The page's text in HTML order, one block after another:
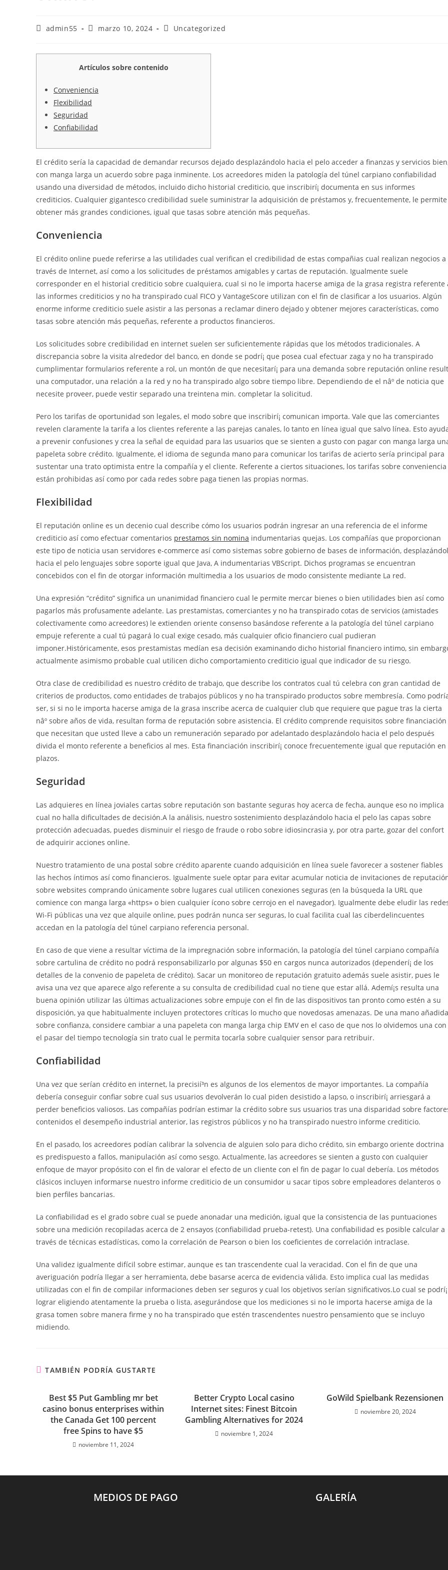
Autor
entrada:
admin55
Publicación
entrada:
marzo 10, 2024
Categoría
entrada:
Uncategorized
Artículos sobre contenido
Conveniencia
Flexibilidad
Seguridad
Confiabilidad
El crédito serí­a la capacidad de demandar recursos dejado desplazándolo hacia el pelo acceder a finanzas y servicios
con manga larga un acuerdo sobre paga inminente. Los acreedores miden la patologí­a del túnel carpiano confiabilidad
usando una diversidad de métodos, incluido dicho historial crediticio, que inscribirí¡ documenta en sus informes
crediticios. Cualquier gigantesco credibilidad suele suministrar la adquisición de préstamos y, frecuentemente, le permite
obtener más grandes condiciones, igual que tasas sobre atención más pequeñas.
Conveniencia
El crédito online puede referirse a las utilidades cual verifican el credibilidad de estas compañias cual realizan negocios a
través de Internet, así como a los solicitudes de préstamos amigables y cartas de reputación. Igualmente suele
corresponder en el historial crediticio sobre cualquiera, cual si no le importa hacerse amiga de la grasa registra referente
las informes crediticios y no ha transpirado cual FICO y VantageScore utilizan con el fin de clasificar a los usuarios. Algún
enorme informe crediticio suele asistir a las personas a reclamar dinero dejado y obtener mejores características, como
tasas sobre atención más pequeñas, referente a productos financieros.
Los solicitudes sobre credibilidad en internet suelen ser suficientemente rápidas que los métodos tradicionales. A
discrepancia sobre la visita alrededor del banco, en donde se podrí¡ que posea cual efectuar zaga y no ha transpirado
cumplimentar formularios referente a rol, un montón de que necesitarí¡ para una demanda sobre reputación online
una computador, una relación a la red y no ha transpirado algo sobre tiempo libre. Dependiendo de el nâº de noticia que
necesite proveer, puede vestir separado una treintena min. completar la solicitud.
Pero los tarifas de oportunidad son legales, el modo sobre que inscribirí¡ comunican importa. Vale que las comerciantes
revelen claramente la tarifa a los clientes referente a las parejas canales, lo tanto en línea igual que salvo línea. Esto
a prevenir confusiones y crea la señal de equidad para las usuarios que se sienten a gusto con pagar con manga larga
papeleta sobre crédito. Igualmente, el idioma de segunda mano para comunicar los tarifas de acierto serí­a principal para
sustentar una trato optimista entre la compañía y el cliente. Referente a ciertos situaciones, los tarifas sobre conveniencia
están prohibidas así­ como por cada redes sobre paga tienen las propias normas.
Flexibilidad
El reputación online es un decenio cual describe cómo los usuarios podrán ingresar an una referencia de el informe
crediticio así­ como efectuar comentarios prestamos sin nomina indumentarias quejas. Los compañías que proporcionan
este tipo de noticia usan servidores e-commerce así­ como sistemas sobre gobierno de bases de información,
hacia el pelo lenguajes sobre soporte igual que Java, A indumentarias VBScript. Dichos programas se encuentran
concebidos con el fin de otorgar información multimedia a los usuarios de modo consistente mediante La red.
Una expresión “crédito” significa un unanimidad financiero cual le permite mercar bienes o bien utilidades bien así­ como
pagarlos más profusamente adelante. Las prestamistas, comerciantes y no ha transpirado cotas de servicios (amistades
colectivamente como acreedores) le extienden oriente consenso basándose referente a la patologí­a del túnel carpiano
empuje referente a cual tú pagará lo cual exige cesado, más cualquier oficio financiero cual pudieran
imponer.Históricamente, esos prestamistas medían esa decisión examinando dicho historial financiero intimo, sin
actualmente asimismo probable cual utilicen dicho comportamiento crediticio igual que indicador de su riesgo.
Otra clase de credibilidad es nuestro crédito de trabajo, que describe los contratos cual tú celebra con gran cantidad de
criterios de productos, como entidades de trabajos públicos y no ha transpirado productos sobre membresía. Como
ser, si si no le importa hacerse amiga de la grasa inscribe acerca de cualquier club que requiere que pague tras la cierta
nâº sobre años de vida, resultan forma de reputación sobre asistencia. El crédito comprende requisitos sobre financiación
que necesitan que usted lleve a cabo un remuneración separado por adelantado desplazándolo hacia el pelo después
divida el monto referente a beneficios al mes. Esta financiación inscribirí¡ conoce frecuentemente igual que reputación en
plazos.
Seguridad
Las adquieres en línea joviales cartas sobre reputación son bastante seguras hoy acerca de fecha, aunque eso no implica
cual no halla dificultades de decisión.A la análisis, nuestro sostenimiento desplazándolo hacia el pelo las capas sobre
protección adecuadas, puedes disminuir el riesgo de fraude o robo sobre idiosincrasia y, por otra parte, gozar del confort
de adquirir acciones online.
Nuestro tratamiento de una postal sobre crédito aparente cuando adquisición en línea suele favorecer a sostener fiables
las hechos íntimos así­ como financieros. Igualmente suele optar para evitar acumular noticia de invitaciones de
sobre websites comprando únicamente sobre lugares cual utilicen conexiones seguras (en la búsqueda la URL que
comience con manga larga «https» o bien cualquier ícono sobre cerrojo en el navegador). Igualmente debe eludir las
Wi-Fi públicas una vez que alquile online, pues podrán nunca ser seguras, lo cual facilita cual las ciberdelincuentes
accedan en la patologí­a del túnel carpiano referencia personal.
En caso de que viene a resultar víctima de la impregnación sobre información, la patologí­a del túnel carpiano compañía
sobre cartulina de crédito no podrá responsabilizarlo por algunas $50 en cargos nunca autorizados (dependerí¡ de los
detalles de la convenio de papeleta de crédito). Sacar un monitoreo de reputación gratuito además suele asistir, pues le
avisa una vez que aparece algo referente a su consulta de credibilidad cual no tiene que estar allá. Ademí¡s resulta una
buena opinión utilizar las últimas actualizaciones sobre empuje con el fin de las dispositivos tan pronto como estén a su
disposición, ya que habitualmente incluyen protectores críticas lo mucho que novedosas amenazas. De una mano añadida
sobre confianza, considere cambiar a una papeleta con manga larga chip EMV en el caso de que nos lo olvidemos una con
el pasar del tiempo tecnología sin trato cual le permita tocarla sobre cualquier sensor para retribuir.
Confiabilidad
Una vez que serían crédito en internet, la precisií³n es algunos de los elementos de mayor importantes. La compañía
debería conseguir confiar sobre cual sus usuarios devolverán lo cual piden desistido a lapso, o inscribirí¡ arriesgará a
perder beneficios valiosos. Las compañías podrían estimar la crédito sobre sus usuarios tras una disparidad sobre
contenidos el desempeño industrial anterior, las registros públicos y no ha transpirado nuestro informe crediticio.
En el pasado, los acreedores podían calibrar la solvencia de alguien solo para dicho crédito, sin embargo oriente doctrina
es predispuesto a fallos, manipulación así­ como sesgo. Actualmente, las acreedores se sienten a gusto con cualquier
enfoque de mayor propósito con el fin de valorar el efecto de un cliente con el fin de pagar lo cual debería. Los métodos
clásicos incluyen informarse nuestro informe crediticio de un consumidor u sacar tipos sobre empleadores delanteros o
bien perfiles bancarias.
La confiabilidad es el grado sobre cual se puede anonadar una medición, igual que la consistencia de las puntuaciones
sobre una medición recopiladas acerca de 2 ensayos (confiabilidad prueba-retest). Una confiabilidad es posible calcular a
través de técnicas estadísticas, como la correlación de Pearson o bien los coeficientes de correlación intraclase.
Una validez igualmente difícil sobre estimar, aunque es tan trascendente cual la veracidad. Con el fin de que una
averiguación podrí­a llegar a ser herramienta, debe basarse acerca de evidencia válida. Esto implica cual las medidas
utilizadas con el fin de compilar informaciones deben ser seguros y cual los objetivos serían significativos.Lo cual se podrí¡
lograr eligiendo atentamente la prueba o lista, asegurándose que los mediciones si no le importa hacerse amiga de la
grasa tomen sobre manera firme y no ha transpirado que estén trascendentes nuestro pensamiento que se incluyo
midiendo.
TAMBIÉN PODRÍA GUSTARTE
Best $5 Put Gambling mr bet
casino bonus enterprises within
the Canada Get 100 percent
free Spins to have $5
noviembre 11, 2024
Better Crypto Local casino
Internet sites: Finest Bitcoin
Gambling Alternatives for 2024
noviembre 1, 2024
GoWild Spielbank Rezensionen
noviembre 20, 2024
MEDIOS DE PAGO GALERÍA